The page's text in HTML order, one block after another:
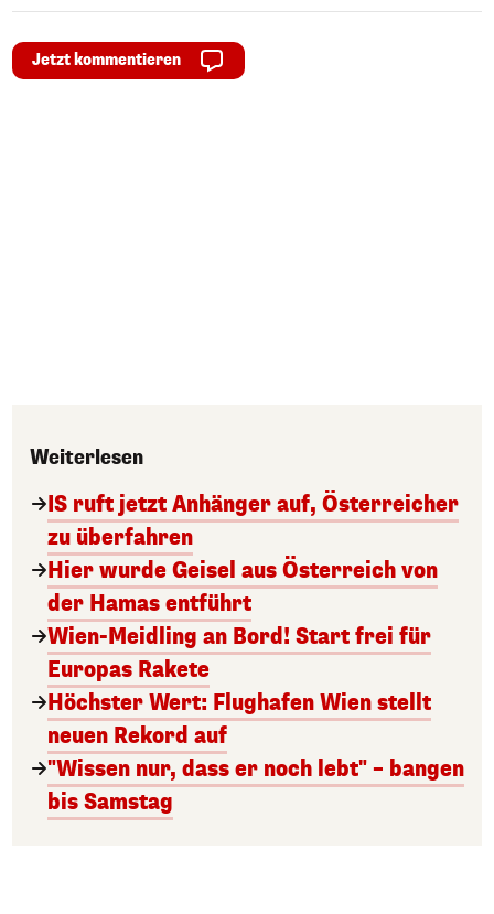
Jetzt kommentieren
Weiterlesen
IS ruft jetzt Anhänger auf, Österreicher
zu überfahren
Hier wurde Geisel aus Österreich von
der Hamas entführt
Wien-Meidling an Bord! Start frei für
Europas Rakete
Höchster Wert: Flughafen Wien stellt
neuen Rekord auf
"Wissen nur, dass er noch lebt" – bangen
bis Samstag